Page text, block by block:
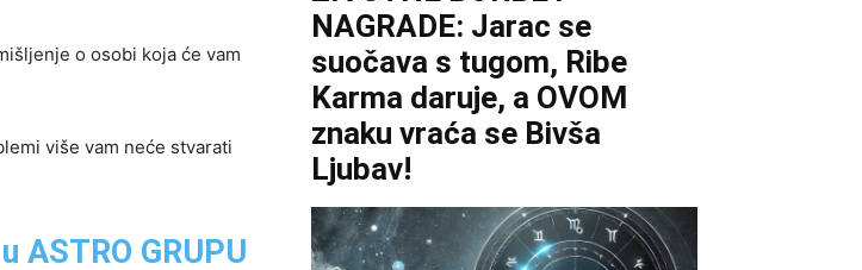
o osobi koja će vam
više vam neće stvarati
ASTRO GRUPU
NAGRADE: Jarac se
suočava s tugom, Ribe
Karma daruje, a OVOM
znaku vraća se Bivša
Ljubav!